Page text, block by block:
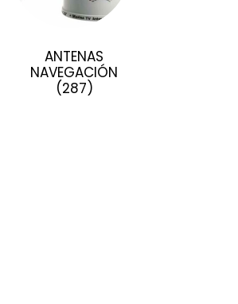
ANTENAS
NAVEGACIÓN
(287)